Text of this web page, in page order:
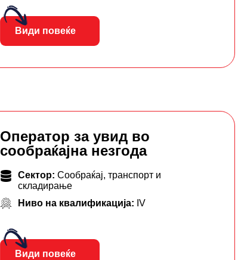
Види повеќе
Оператор за увид во
сообраќајна незгода
Сектор: Сообраќај, транспорт и
складирање
Ниво на квалификација: IV
Види повеќе